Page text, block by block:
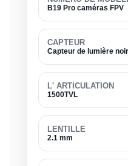
B19 Pro caméras FPV
CAPTEUR
Capteur de lumière
L' ARTICULATION
1500TVL
LENTILLE
2.1 mm